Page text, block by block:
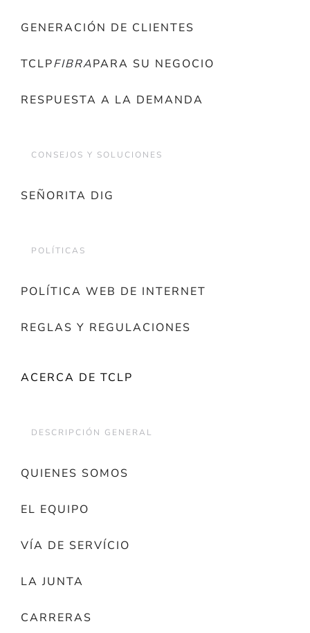
GENERACIÓN DE CLIENTES
TCLPFIBRAPARA SU NEGOCIO
RESPUESTA A LA DEMANDA
CONSEJOS Y SOLUCIONES
SEÑORITA DIG
POLÍTICAS
POLÍTICA WEB DE INTERNET
REGLAS Y REGULACIONES
ACERCA DE TCLP
DESCRIPCIÓN GENERAL
QUIENES SOMOS
EL EQUIPO
VÍA DE SERVÍCIO
LA JUNTA
CARRERAS